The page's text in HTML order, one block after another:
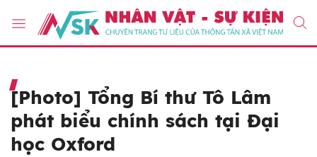
[Photo] Tổng Bí thư Tô Lâm
phát biểu chính sách tại Đại
học Oxford